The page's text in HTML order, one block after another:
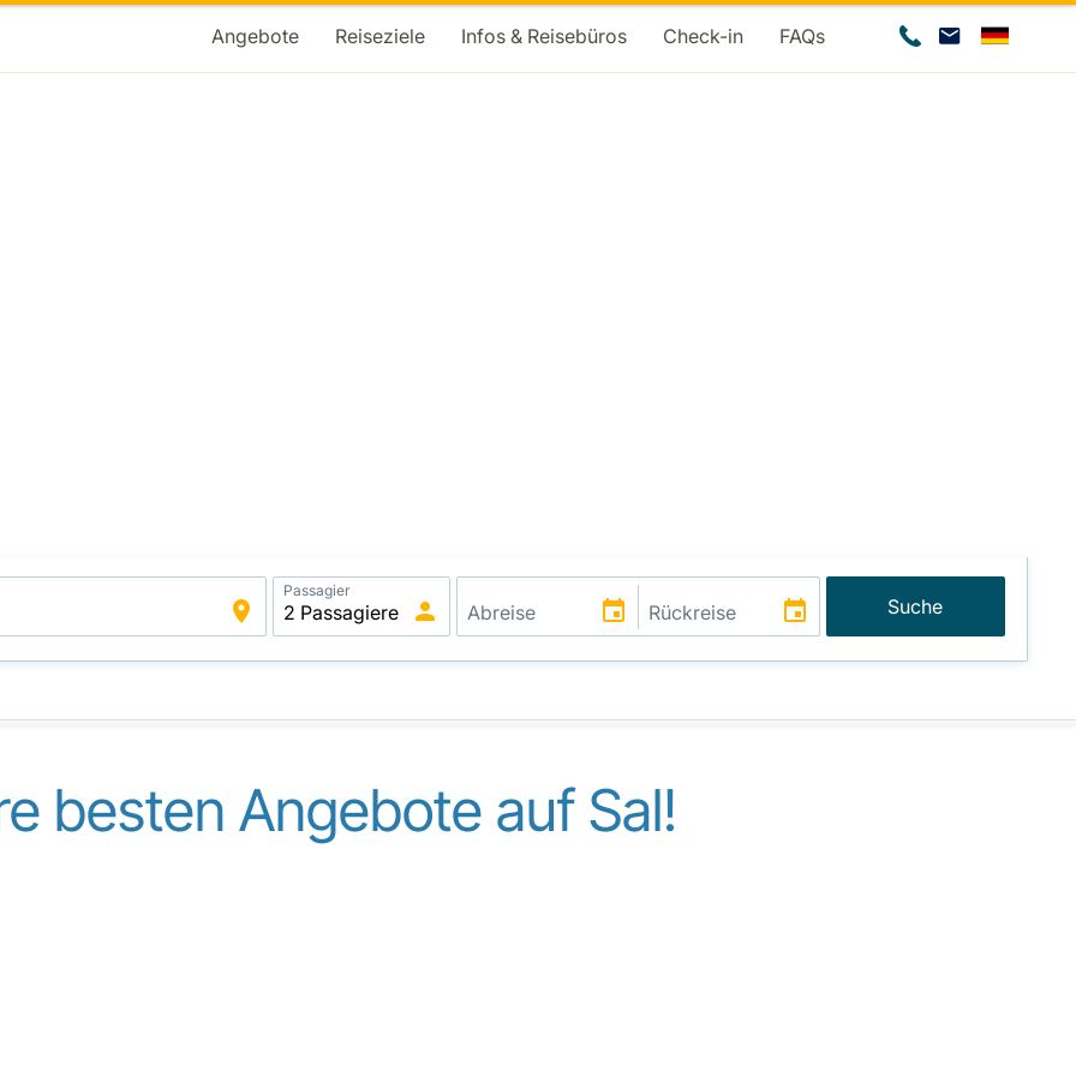
Angebote Reiseziele Infos & Reisebüros Check-in FAQs
Passagier
Suche
besten Angebote auf Sal!